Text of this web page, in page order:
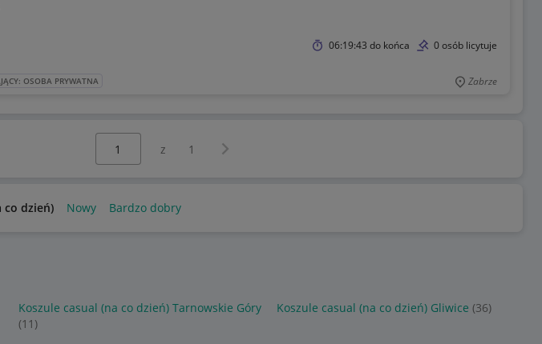
06:19:43 do końca 0 osób licytuje
OSOBA PRYWATNA Zabrze
z 1 Następna strona
co dzień) Nowy Bardzo dobry
Koszule casual (na co dzień) Tarnowskie Góry
(11)
Koszule casual (na co dzień) Gliwice (36)